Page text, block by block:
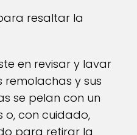
resaltar la
en revisar y lavar
y sus
se pelan con un
o, con cuidado,
para retirar la